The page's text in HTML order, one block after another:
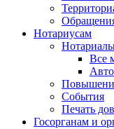
Нотариусам
Все
События
Печать
Госорганам и